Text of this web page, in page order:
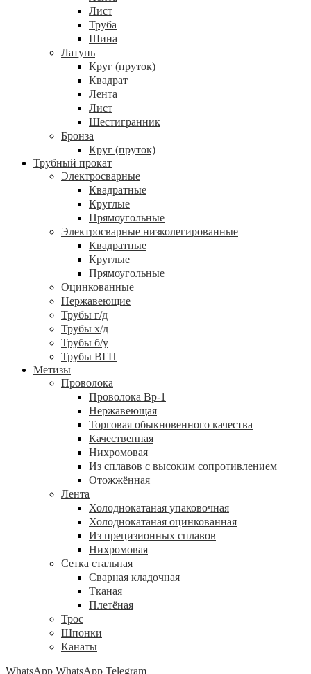
Лист
Труба
Шина
Латунь
Круг (пруток)
Квадрат
Лента
Лист
Шестигранник
Бронза
Круг (пруток)
Трубный прокат
Электросварные
Квадратные
Круглые
Прямоугольные
Электросварные низколегированные
Квадратные
Круглые
Прямоугольные
Оцинкованные
Нержавеющие
Трубы г/д
Трубы х/д
Трубы б/у
Трубы ВГП
Метизы
Проволока
Проволока Вр-1
Нержавеющая
Торговая обыкновенного качества
Качественная
Нихромовая
Из сплавов с высоким сопротивлением
Отожжённая
Лента
Холоднокатаная упаковочная
Холоднокатаная оцинкованная
Из прецизионных сплавов
Нихромовая
Сетка стальная
Сварная кладочная
Тканая
Плетёная
Трос
Шпонки
Канаты
WhatsApp WhatsApp Telegram